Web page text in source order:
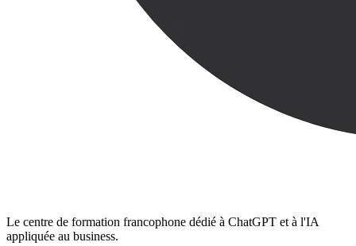
Le centre de formation francophone dédié à ChatGPT et à l'IA
appliquée au business.